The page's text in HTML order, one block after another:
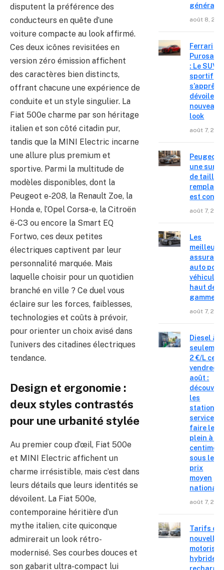
disputent la préférence des
conducteurs en quête d’une
voiture compacte au look affirmé.
Ces deux icônes revisitées en
version zéro émission affichent
des caractères bien distincts,
offrant chacune une expérience de
conduite et un style singulier. La
Fiat 500e charme par son héritage
italien et son côté citadin pur,
tandis que la MINI Electric incarne
une allure plus premium et
sportive. Parmi la multitude de
modèles disponibles, dont la
Peugeot e-208, la Renault Zoe, la
Honda e, l’Opel Corsa-e, la Citroën
ë-C3 ou encore la Smart EQ
Fortwo, ces deux petites
électriques captivent par leur
personnalité marquée. Mais
laquelle choisir pour un quotidien
branché en ville ? Ce duel vous
éclaire sur les forces, faiblesses,
technologies et coûts à prévoir,
pour orienter un choix avisé dans
l’univers des citadines électriques
tendance.
Design et ergonomie :
deux styles contrastés
pour une urbanité stylée
Au premier coup d’œil, Fiat 500e
et MINI Electric affichent un
charme irrésistible, mais c’est dans
leurs détails que leurs identités se
dévoilent. La Fiat 500e,
contemporaine héritière d’un
mythe italien, cite quiconque
admirerait un look rétro-
modernisé. Ses courbes douces et
son gabarit ultra-compact lui
août 8,
Ferrari
: Le SUV
sportif
s’apprête
dévoiler
nouveau
look
août 7,
Peugeot
une
de taille,
est
août 7,
Les
auto pour
véhicules
haut de
gamme
août 7,
Diesel à
2 €/L ce
vendredi
août :
les
stations-
service où
faire le
plein à 19
centimes
sous le
prix
moyen
national
août 7,
Tarifs
nouvelles
hybrides